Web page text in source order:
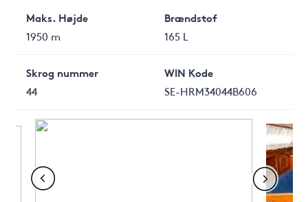
Maks. Højde
1950 m
Brændstof
165 L
Skrog nummer
44
WIN Kode
SE-HRM34044B606